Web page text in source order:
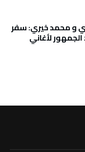
و محمد خيري: سفر
لأغاني